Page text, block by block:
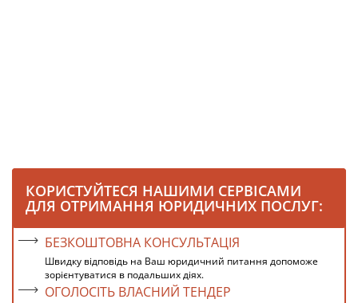
КОРИСТУЙТЕСЯ НАШИМИ СЕРВІСАМИ
ДЛЯ ОТРИМАННЯ ЮРИДИЧНИХ ПОСЛУГ:
БЕЗКОШТОВНА КОНСУЛЬТАЦІЯ
Швидку відповідь на Ваш юридичний питання допоможе
зорієнтуватися в подальших діях.
ОГОЛОСІТЬ ВЛАСНИЙ ТЕНДЕР